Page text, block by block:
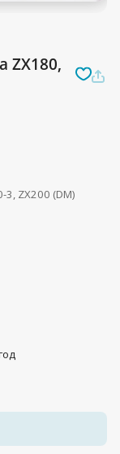
ZX180,
ZX200 (DM)